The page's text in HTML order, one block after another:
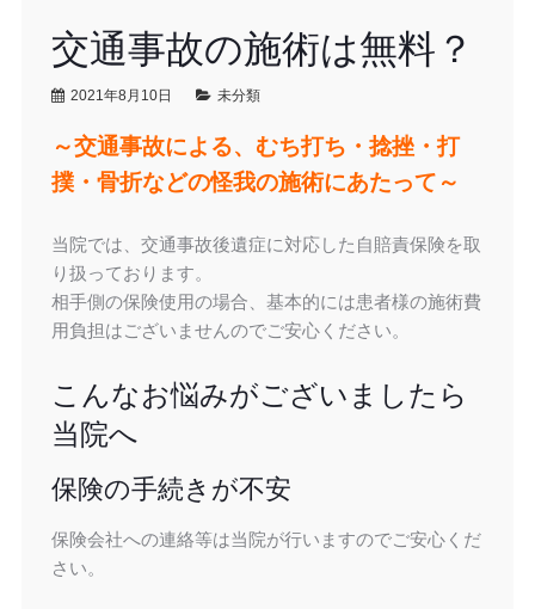
交通事故の施術は無料？
2021年8月10日 未分類
～交通事故による、むち打ち・捻挫・打
撲・骨折などの怪我の施術にあたって～
当院では、交通事故後遺症に対応した自賠責保険を取
り扱っております。
相手側の保険使用の場合、基本的には患者様の施術費
用負担はございませんのでご安心ください。
こんなお悩みがございましたら
当院へ
保険の手続きが不安
保険会社への連絡等は当院が行いますのでご安心くだ
さい。